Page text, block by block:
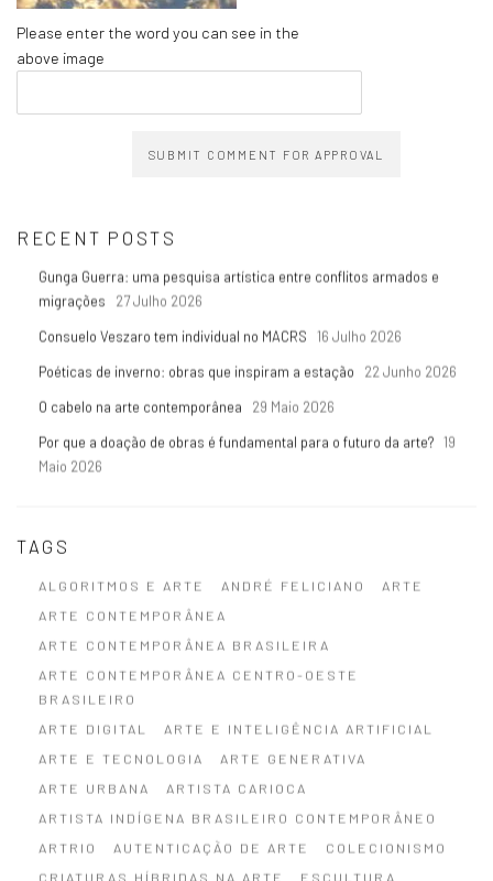
Please enter the word you can see in the
above image
SUBMIT COMMENT FOR APPROVAL
RECENT POSTS
Gunga Guerra: uma pesquisa artística entre conflitos armados e
migrações
27 Julho 2026
Consuelo Veszaro tem individual no MACRS
16 Julho 2026
Poéticas de inverno: obras que inspiram a estação
22 Junho 2026
O cabelo na arte contemporânea
29 Maio 2026
Por que a doação de obras é fundamental para o futuro da arte? 19
Maio 2026
TAGS
ALGORITMOS E ARTE ANDRÉ FELICIANO
ARTE
ARTE CONTEMPORÂNEA
ARTE CONTEMPORÂNEA BRASILEIRA
ARTE CONTEMPORÂNEA CENTRO-OESTE
BRASILEIRO
ARTE DIGITAL
ARTE E INTELIGÊNCIA ARTIFICIAL
ARTE E TECNOLOGIA
ARTE GENERATIVA
ARTE URBANA
ARTISTA CARIOCA
ARTISTA INDÍGENA BRASILEIRO CONTEMPORÂNEO
ARTRIO
AUTENTICAÇÃO DE ARTE
COLECIONISMO
CRIATURAS HÍBRIDAS NA ARTE
ESCULTURA